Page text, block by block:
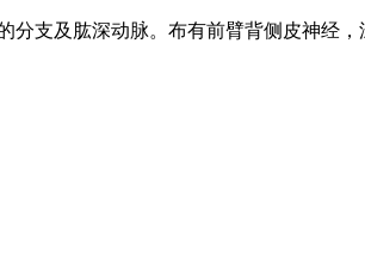
支及肱深动脉。布有前臂背侧皮神经，